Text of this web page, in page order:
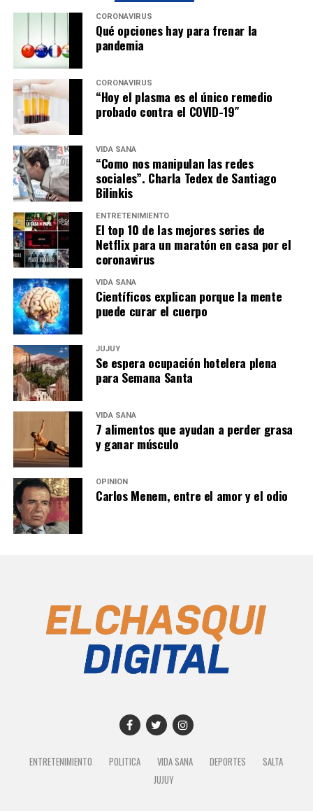
CORONAVIRUS
Qué opciones hay para frenar la
pandemia
CORONAVIRUS
“Hoy el plasma es el único remedio
probado contra el COVID-19″
VIDA SANA
“Como nos manipulan las redes
sociales”. Charla Tedex de Santiago
Bilinkis
ENTRETENIMIENTO
El top 10 de las mejores series de
Netflix para un maratón en casa por el
coronavirus
VIDA SANA
Científicos explican porque la mente
puede curar el cuerpo
JUJUY
Se espera ocupación hotelera plena
para Semana Santa
VIDA SANA
7 alimentos que ayudan a perder grasa
y ganar músculo
OPINIÓN
Carlos Menem, entre el amor y el odio
ENTRETENIMIENTO POLITICA VIDA SANA DEPORTES
SALTA
JUJUY